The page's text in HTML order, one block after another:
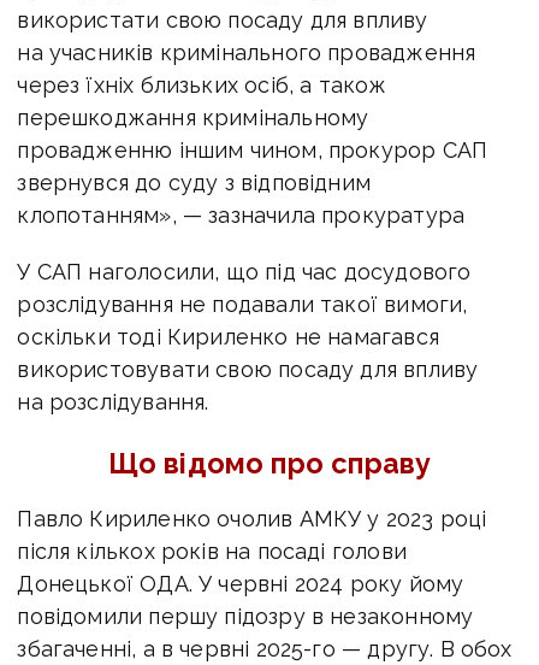
використати свою посаду для впливу
на учасників кримінального провадження
через їхніх близьких осіб, а також
перешкоджання кримінальному
провадженню іншим чином, прокурор САП
звернувся до суду з відповідним
клопотанням», — зазначила прокуратура
У САП наголосили, що під час досудового
розслідування не подавали такої вимоги,
оскільки тоді Кириленко не намагався
використовувати свою посаду для впливу
на розслідування.
Що відомо про справу
Павло Кириленко очолив АМКУ у 2023 році
після кількох років на посаді голови
Донецької ОДА. У червні 2024 року йому
повідомили першу підозру в незаконному
збагаченні, а в червні 2025-го — другу. В обох